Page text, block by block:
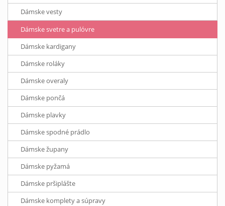
Dámske vesty
Dámske svetre a pulóvre
Dámske kardigany
Dámske roláky
Dámske overaly
Dámske pončá
Dámske plavky
Dámske spodné prádlo
Dámske župany
Dámske pyžamá
Dámske pršiplášte
Dámske komplety a súpravy